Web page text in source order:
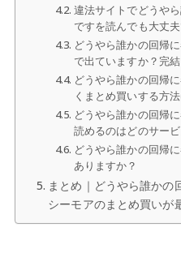
違法サイトでどうや
ですを読んでも大丈
どうやら誰かの回帰
で出ていますか？完
どうやら誰かの回帰
くまとめ買いする方
どうやら誰かの回帰
読めるのはどのサー
どうやら誰かの回帰
ありますか？
まとめ｜どうやら誰かの
シーモアのまとめ買いが